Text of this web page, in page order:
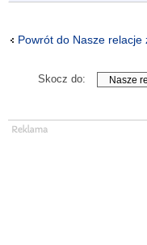
Powrót do Nasze relacje
Skocz do: